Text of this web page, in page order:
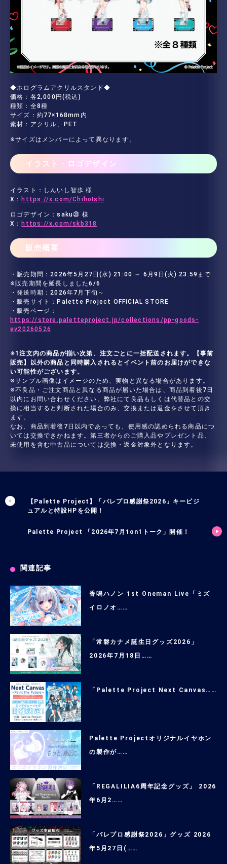
◆ホログラムアクリルスタンド◆
価格：各2,000円(税込)
種類：全8種
サイズ：約77×168mm内
素材：アクリル、PET
※サイズはメンバーによって異なります。
イラスト・ロゴデザイン
イラスト：しんいし智歩 様
X： https://x.com/ChihoIshi
ロゴデザイン：saku㊴ 様
X： https://x.com/skb318
販売概要
・販売期間：2026年5月27日(水) 21:00 ～ 6月9日(火) 23:59まで
※販売期間を延長しました6/6
・発送時期：2026年7月下旬～
・販売サイト：Palette Project OFFICIAL STORE
・販売ページ：
https://store.paletteproject.jp/collections/pp-goods-
ev20260526
※1注文内の商品が揃い次第、注文ごとに一括配送されます。【事前
販売】以外の商品と同時購入されるとイベント前のお届けができな
い可能性がございます。
※サンプル画像はイメージのため、実物と異なる場合があります。
※不良品・ご注文商品と異なる商品が届いた場合は、商品到着後7日
以内にお問い合わせください。弊社にて良品もしくは代替品との交
換に相当すると判断された場合のみ、交換または返金をさせて頂き
ます。
なお、商品到着後7日以内であっても、使用感の認められる商品につ
いては交換できかねます。第三者からのご購入品やプレゼント品、
未使用を含む中古品については交換・返金対象外となります。
【Palette Project】「パレプロ感謝祭2026」キービジ
ュアルと特設HPを公開！
Palette Project 「2026年7月1on1トーク」開催！
関連記事
香鳴ハノン 1st Oneman Live「ミズ
イロノオ……
「常磐カナメ誕生日グッズ2026」
2026年7月18日……
「Palette Project Next Canvas……
Palette Projectオリジナルイヤホン
の製作が……
「REGALILIA6周年記念グッズ」 2026
年6月2……
「パレプロ感謝祭2026」グッズ 2026
年5月27日(……